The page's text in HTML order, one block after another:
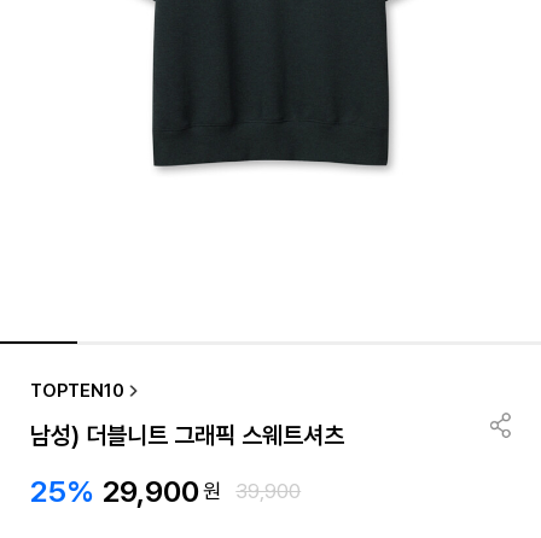
TOPTEN10
남성) 더블니트 그래픽 스웨트셔츠
25% 29,900원 39,900